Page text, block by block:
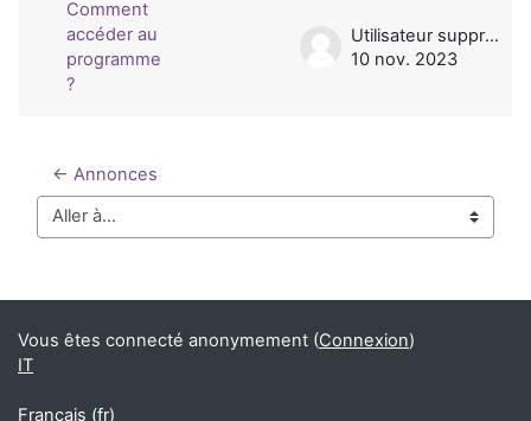
Comment
accéder au
programme
?
Utilisateur supprimé
10 nov. 2023
← Annonces
Aller à…
Blocs supplémentaires
Vous êtes connecté anonymement (Connexion)
IT
Français ‎(fr)‎